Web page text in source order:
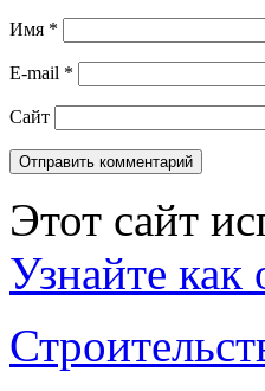
Имя *
E-mail *
Сайт
Этот сайт
Узнайте